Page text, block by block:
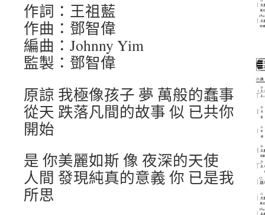
作詞：王祖藍
作曲：鄧智偉
編曲：Johnny Yim
監製：鄧智偉
原諒 我極像孩子 夢 萬般的蠢事
從天 跌落凡間的故事 似 已共你
開始
是 你美麗如斯 像 夜深的天使
人間 發現純真的意義 你 已是我
所思